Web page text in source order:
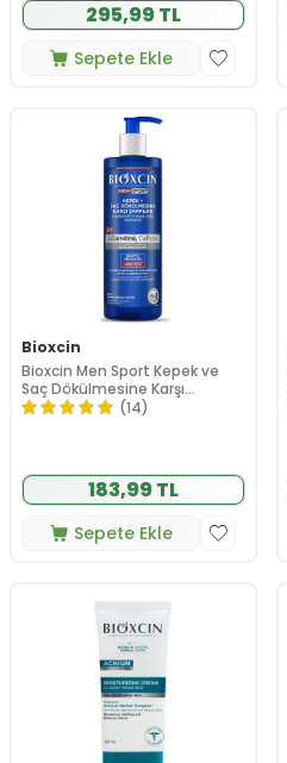
295,99 TL
Sepete Ekle
Bioxcin
Bioxcin Men Sport Kepek ve
Saç Dökülmesine Karşı
Şampuan 500 ml
(14)
183,99 TL
Sepete Ekle